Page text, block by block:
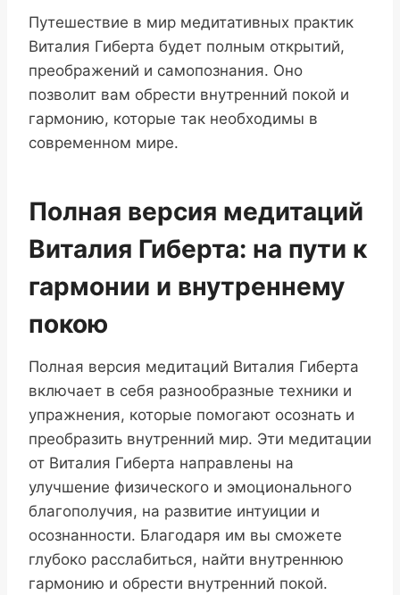
Путешествие в мир медитативных практик
Виталия Гиберта будет полным открытий,
преображений и самопознания. Оно
позволит вам обрести внутренний покой и
гармонию, которые так необходимы в
современном мире.
Полная версия медитаций
Виталия Гиберта: на пути к
гармонии и внутреннему
покою
Полная версия медитаций Виталия Гиберта
включает в себя разнообразные техники и
упражнения, которые помогают осознать и
преобразить внутренний мир. Эти медитации
от Виталия Гиберта направлены на
улучшение физического и эмоционального
благополучия, на развитие интуиции и
осознанности. Благодаря им вы сможете
глубоко расслабиться, найти внутреннюю
гармонию и обрести внутренний покой.